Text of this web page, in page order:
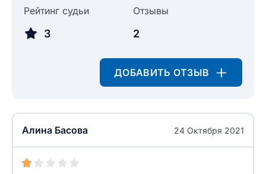
Рейтинг судьи
3
Отзывы
2
ДОБАВИТЬ ОТЗЫВ
Алина Басова 24 Октября 2021
разрешить публикацию отзыва
ОСТАВИТЬ ОТЗЫВ